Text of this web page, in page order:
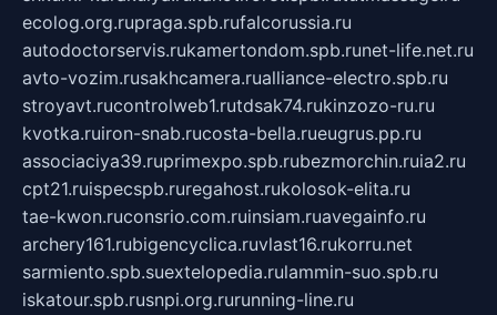
ecolog.org.rupraga.spb.rufalcorussia.ru
autodoctorservis.rukamertondom.spb.runet-life.net.ru
avto-vozim.rusakhcamera.rualliance-electro.spb.ru
stroyavt.rucontrolweb1.rutdsak74.rukinzozo-ru.ru
kvotka.ruiron-snab.rucosta-bella.rueugrus.pp.ru
associaciya39.ruprimexpo.spb.rubezmorchin.ruia2.ru
cpt21.ruispecspb.ruregahost.rukolosok-elita.ru
tae-kwon.ruconsrio.com.ruinsiam.ruavegainfo.ru
archery161.rubigencyclica.ruvlast16.rukorru.net
sarmiento.spb.suextelopedia.rulammin-suo.spb.ru
iskatour.spb.rusnpi.org.rurunning-line.ru